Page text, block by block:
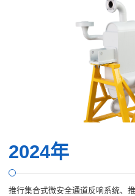
2024年
推行集合式微安全通道反响系统、